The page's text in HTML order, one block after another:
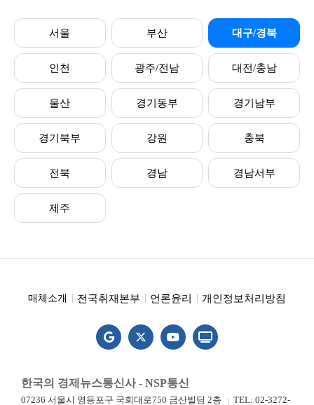
서울 부산 대구/경북
인천 광주/전남 대전/충남
울산 경기동부 경기남부
경기북부 강원 충북
전북 경남 경남서부
제주
매체소개 전국취재본부 언론윤리 개인정보처리방침
한국의 경제뉴스통신사 - NSP통신
07236 서울시 영등포구 국회대로750 금산빌딩 2층 TEL: 02-3272-